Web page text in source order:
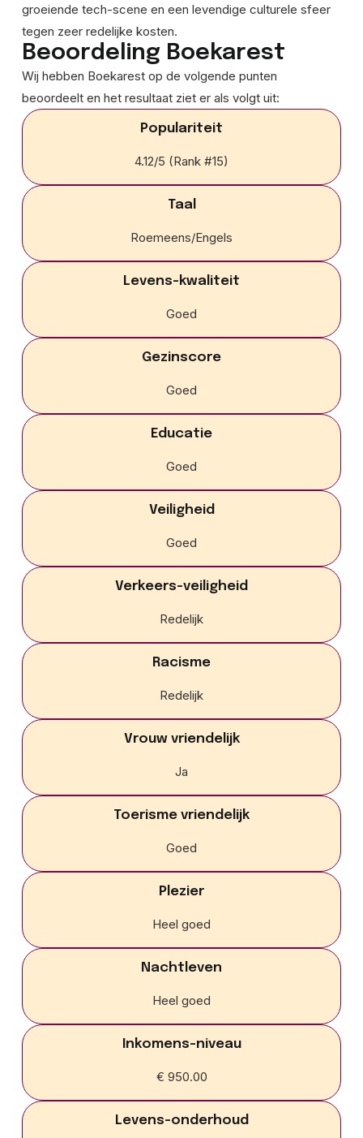
groeiende tech-scene en een levendige culturele sfeer
tegen zeer redelijke kosten.
Beoordeling Boekarest
Wij hebben Boekarest op de volgende punten
beoordeelt en het resultaat ziet er als volgt uit:
Populariteit
4.12/5 (Rank #15)
Taal
Roemeens/Engels
Levens-kwaliteit
Goed
Gezinscore
Goed
Educatie
Goed
Veiligheid
Goed
Verkeers-veiligheid
Redelijk
Racisme
Redelijk
Vrouw vriendelijk
Ja
Toerisme vriendelijk
Goed
Plezier
Heel goed
Nachtleven
Heel goed
Inkomens-niveau
€ 950.00
Levens-onderhoud